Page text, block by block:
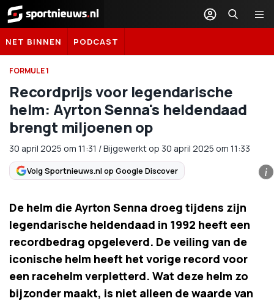
Sportnieuws.nl
NET BINNEN PODCAST
FORMULE 1
Recordprijs voor legendarische
helm: Ayrton Senna's heldendaad
brengt miljoenen op
30 april 2025 om 11:31 /Bijgewerkt op 30 april 2025 om 11:33
Volg Sportnieuws.nl op Google Discover i
De helm die Ayrton Senna droeg tijdens zijn
legendarische heldendaad in 1992 heeft een
recordbedrag opgeleverd. De veiling van de
iconische helm heeft het vorige record voor
een racehelm verpletterd. Wat deze helm zo
bijzonder maakt, is niet alleen de waarde van